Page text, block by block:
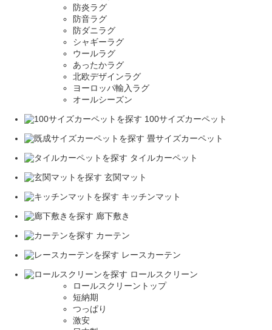
防炎ラグ
防音ラグ
防ダニラグ
シャギーラグ
ウールラグ
あったかラグ
北欧デザインラグ
ヨーロッパ輸入ラグ
オールシーズン
100サイズカーペット
畳サイズカーペット
タイルカーペット
玄関マット
キッチンマット
廊下敷き
カーテン
レースカーテン
ロールスクリーン
ロールスクリーントップ
短納期
つっぱり
激安